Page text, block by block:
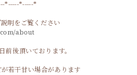
*-----*-----*
明をご覧ください
about
前後頂いております。
若干甘い場合があります